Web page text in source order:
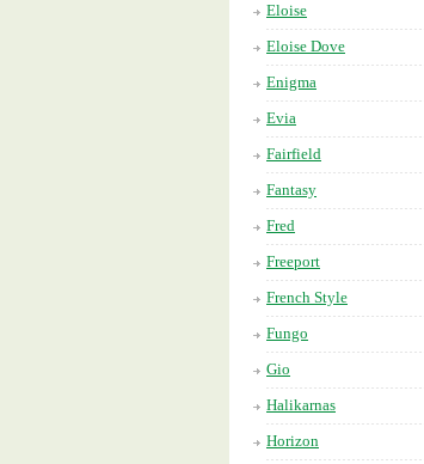
Eloise
Eloise Dove
Enigma
Evia
Fairfield
Fantasy
Fred
Freeport
French Style
Fungo
Gio
Halikarnas
Horizon